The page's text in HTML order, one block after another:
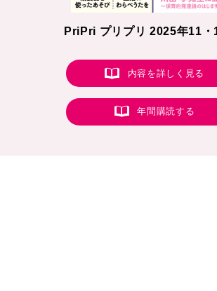
PriPri プリプリ 2025年11・
内容を詳しく見る
年間購読する